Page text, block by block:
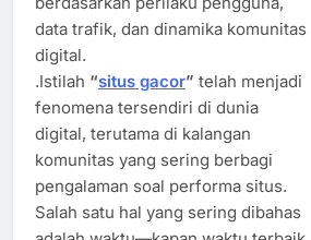
data trafik, dan dinamika komunitas
digital.
.Istilah “situs gacor” telah menjadi
fenomena tersendiri di dunia
digital, terutama di kalangan
komunitas yang sering berbagi
pengalaman soal performa situs.
Salah satu hal yang sering dibahas